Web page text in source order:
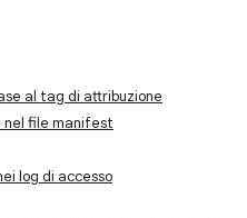
al tag di attribuzione
nel file manifest
log di accesso